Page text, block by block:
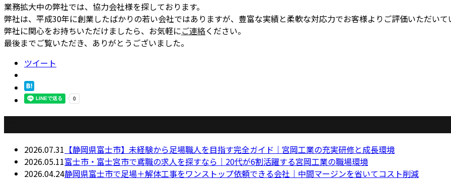
業務拡大中の弊社では、協力会社様を探しております。
弊社は、平成30年に創業したばかりの若い会社ではありますが、豊富な実績と柔軟な対応力でお客様よりご評価いただいて
弊社に関心をお持ちいただけましたら、お気軽にご連絡ください。
最後までご覧いただき、ありがとうございました。
ツイート
2026.07.31 【静岡県富士市】未経験から足場職人を目指す完全ガイド｜宮岡工業の充実研修と成長環境
2026.05.11富士市・富士宮市で鳶職の求人を探すなら｜20代が6割活躍する宮岡工業の職場環境
2026.04.24静岡県富士市で足場＋解体工事をワンストップ依頼できる会社｜中間マージンを省いてコスト削減